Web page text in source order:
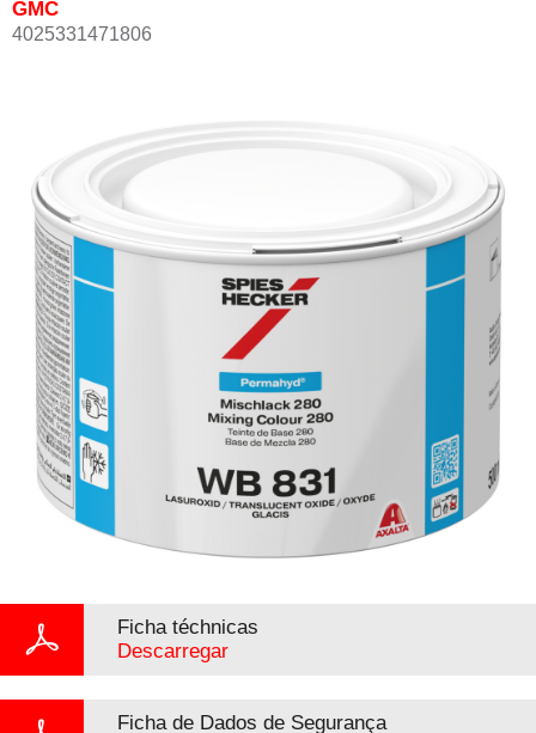
GMC
4025331471806
Ficha téchnicas
Descarregar
Ficha de Dados de Segurança